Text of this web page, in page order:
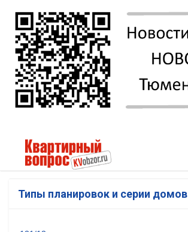
Типы планировок и серии домов